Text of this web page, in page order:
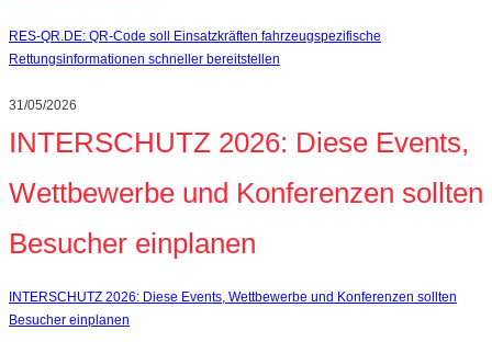
RES-QR.DE: QR-Code soll Einsatzkräften fahrzeugspezifische
Rettungsinformationen schneller bereitstellen
31/05/2026
INTERSCHUTZ 2026: Diese Events,
Wettbewerbe und Konferenzen sollten
Besucher einplanen
INTERSCHUTZ 2026: Diese Events, Wettbewerbe und Konferenzen sollten
Besucher einplanen